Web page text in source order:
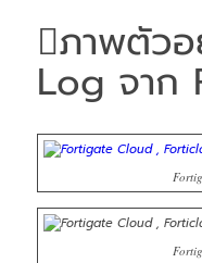
ภาพตัวอ
Log จาก